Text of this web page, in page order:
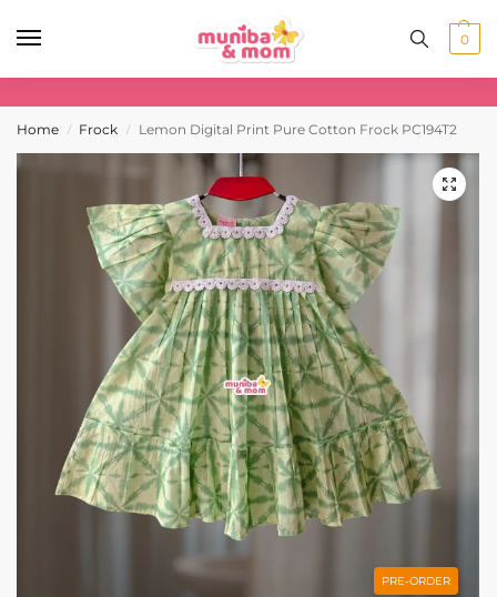
0
Home / Frock / Lemon Digital Print Pure Cotton Frock PC194T2
PRE-ORDER